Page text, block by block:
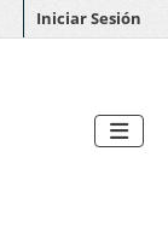
Iniciar Sesión